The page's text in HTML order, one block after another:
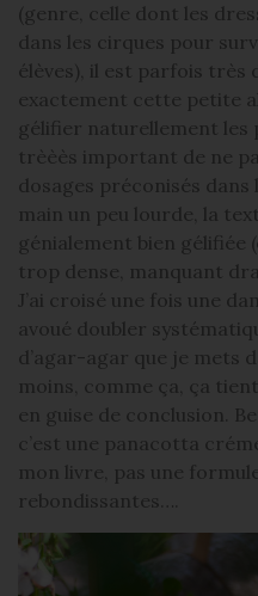
(genre, celle dont les
dans les cirques pour
élèves), il est parfois très
exactement cette petite
gélifier naturellement les
trèèès important de ne
dosages préconisés dans
main un peu lourde, la
génialement bien gélifiée
trop dense, manquant
J’ai croisé une fois une
avoué doubler
d’agar-agar que je mets
moins, comme ça, ça
en guise de conclusion.
c’est une panacotta
mon livre, pas une
rebondissantes….